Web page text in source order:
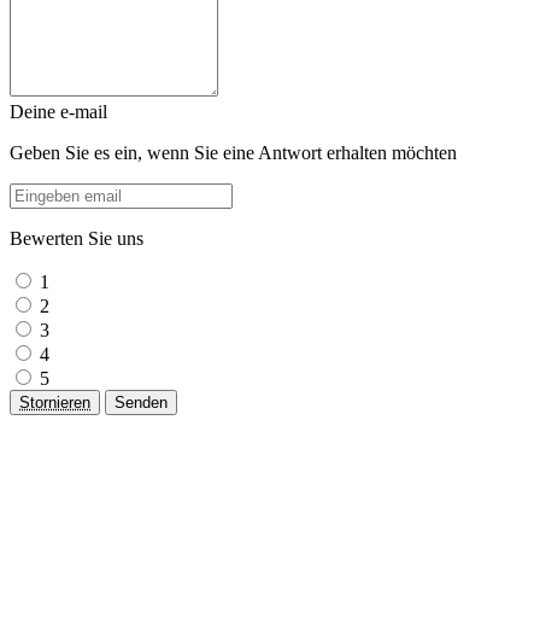
Deine e-mail
Geben Sie es ein, wenn Sie eine Antwort erhalten möchten
Bewerten Sie uns
1
2
3
4
5
Stornieren Senden